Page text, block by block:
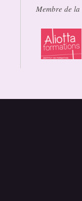
Membre de la